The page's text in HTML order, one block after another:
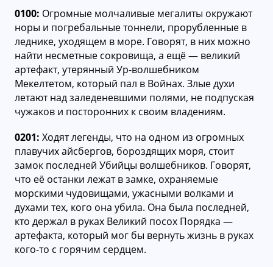
0100: Огромные молчаливые мегалиты окружают
норы и погребальные тоннели, прорубленные в
леднике, уходящем в море. Говорят, в них можно
найти несметные сокровища, а ещё — великий
артефакт, утерянный Ур-волшебником
Мекелтетом, который пал в Войнах. Злые духи
летают над заледеневшими полями, не подпуская
чужаков и посторонних к своим владениям.
0201: Ходят легенды, что на одном из огромных
плавучих айсбергов, бороздящих моря, стоит
замок последней Убийцы волшебников. Говорят,
что её останки лежат в замке, охраняемые
морскими чудовищами, ужасными волками и
духами тех, кого она убила. Она была последней,
кто держал в руках Великий посох Порядка —
артефакта, который мог бы вернуть жизнь в руках
кого-то с горячим сердцем.